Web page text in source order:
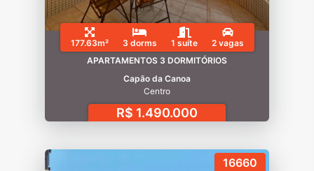
177.63m² 3 dorms 1 suíte
2 vagas
APARTAMENTOS 3 DORMITÓRIOS
Capão da Canoa
Centro
R$ 1.490.000
16660